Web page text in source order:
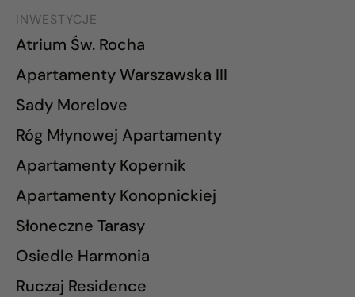
INWESTYCJE
Atrium Św. Rocha
Apartamenty Warszawska III
Sady Morelove
Róg Młynowej Apartamenty
Apartamenty Kopernik
Apartamenty Konopnickiej
Słoneczne Tarasy
Osiedle Harmonia
Ruczaj Residence